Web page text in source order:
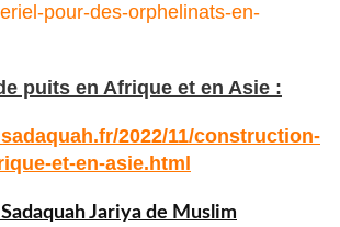
pour-des-orphelinats-en-
puits en Afrique et en Asie :
2022/11/construction-
et-en-asie.html
Jariya de Muslim